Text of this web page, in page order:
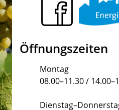
Öffnungszeiten
Montag
08.00–11.30 /